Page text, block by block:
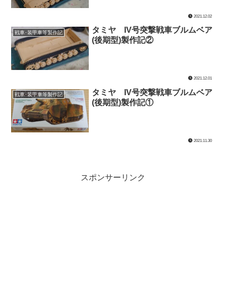
2021.12.02
戦車･装甲車等製作記
タミヤ IV号突撃戦車ブルムベア
(後期型)製作記②
2021.12.01
戦車･装甲車等製作記
タミヤ IV号突撃戦車ブルムベア
(後期型)製作記①
2021.11.30
スポンサーリンク